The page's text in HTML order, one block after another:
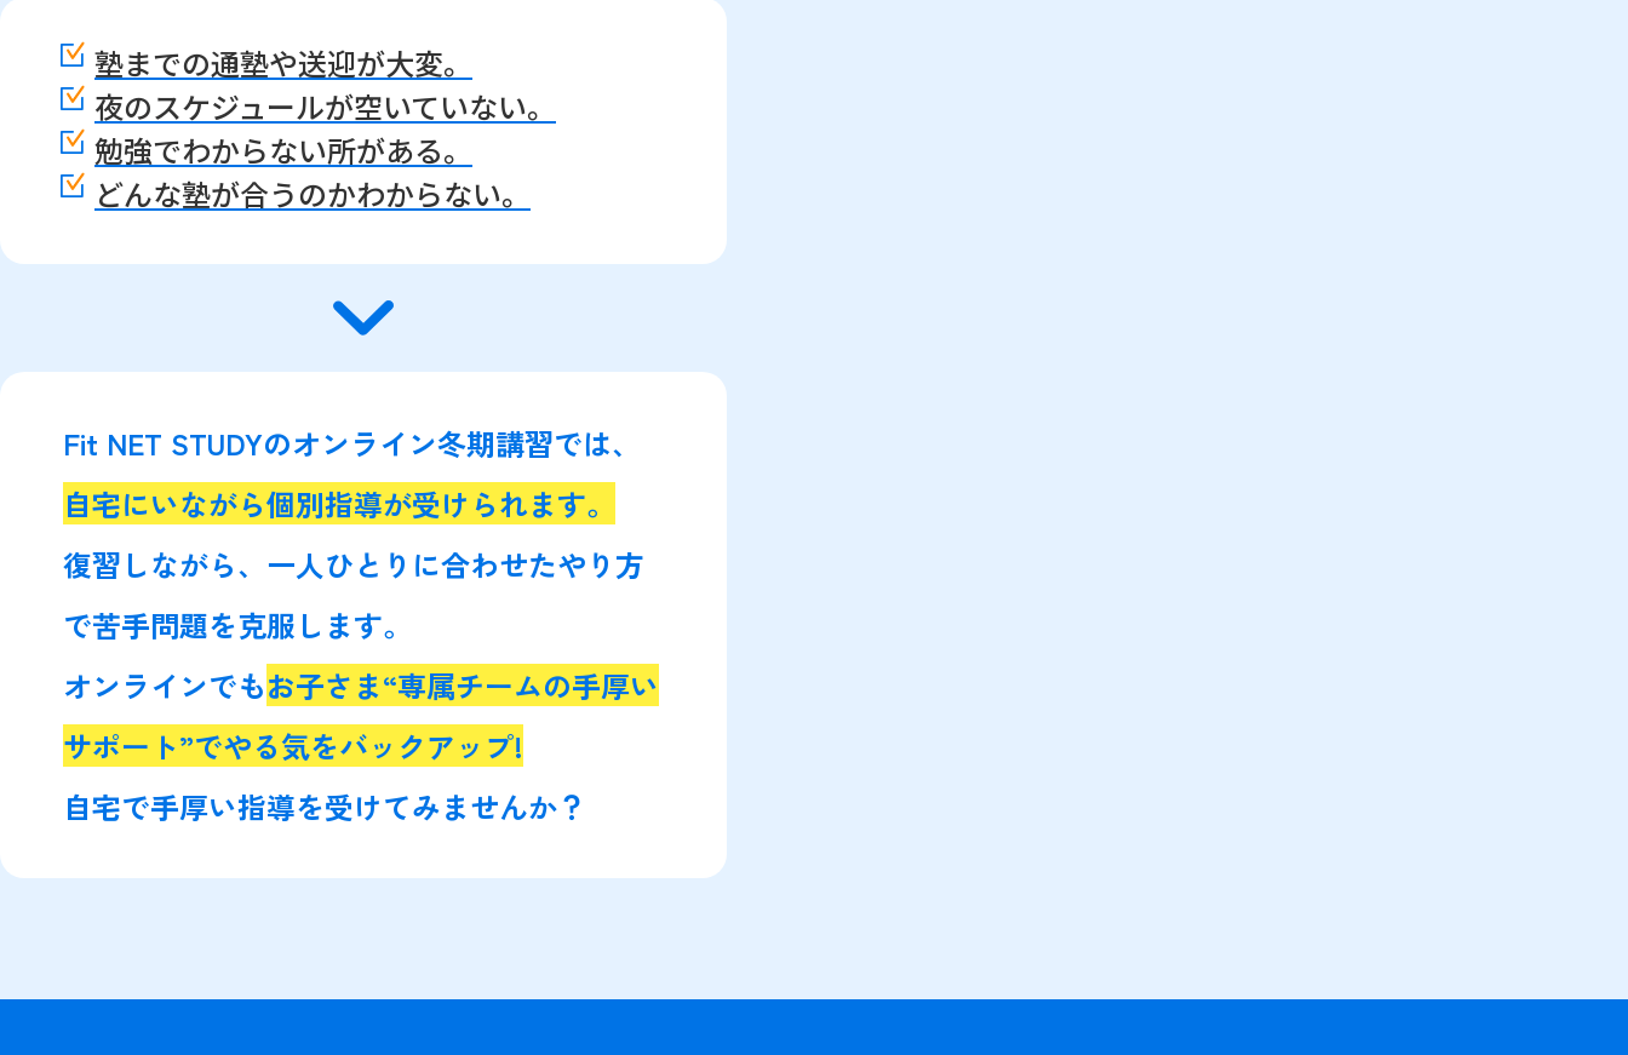
塾までの通塾や送迎が大変。
夜のスケジュールが空いていない。
勉強でわからない所がある。
どんな塾が合うのかわからない。
Fit NET STUDYのオンライン冬期講習では、
自宅にいながら個別指導が受けられます。
復習しながら、一人ひとりに合わせたやり方
で苦手問題を克服します。
オンラインでもお子さま“専属チームの手厚い
サポート”でやる気をバックアップ!
自宅で手厚い指導を受けてみませんか？